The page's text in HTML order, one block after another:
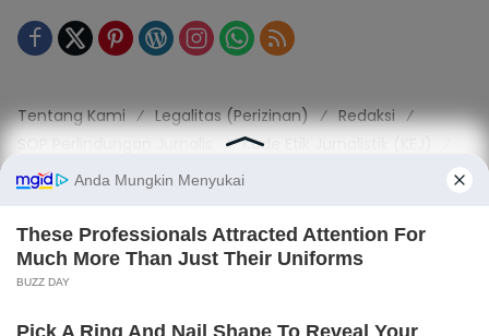
Tentang Kami Legalitas (Perizinan)
Redaksi
Kode Etik Jurnalistik (KEJ)
Kode Etik Perilaku Perusahaan (KEPP)
Kode Etik Redaksi / Perusahaan PT TOP MEDIA MANDIRI
Disclaimer
Privacy Policy